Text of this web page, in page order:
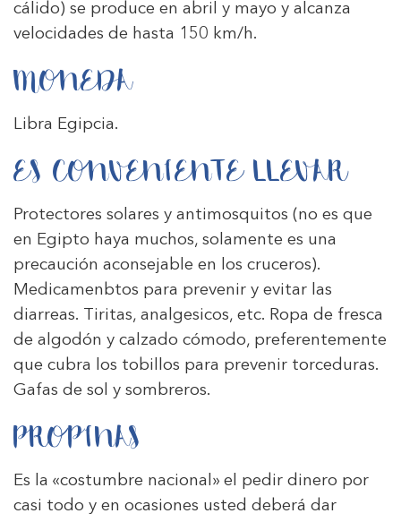
cálido) se produce en abril y mayo y alcanza
velocidades de hasta 150 km/h.
MONEDA
Libra Egipcia.
ES CONVENIENTE LLEVAR
Protectores solares y antimosquitos (no es que
en Egipto haya muchos, solamente es una
precaución aconsejable en los cruceros).
Medicamenbtos para prevenir y evitar las
diarreas. Tiritas, analgesicos, etc. Ropa de fresca
de algodón y calzado cómodo, preferentemente
que cubra los tobillos para prevenir torceduras.
Gafas de sol y sombreros.
PROPINAS
Es la «costumbre nacional» el pedir dinero por
casi todo y en ocasiones usted deberá dar